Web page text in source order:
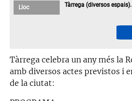
Lloc Tàrrega (diversos
Tàrrega celebra un any més la
amb diversos actes previstos i
de la ciutat: